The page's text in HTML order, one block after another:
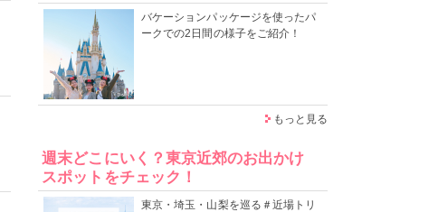
バケーションパッケージを使ったパ
ークでの2日間の様子をご紹介！
もっと見る
週末どこにいく？東京近郊のお出かけ
スポットをチェック！
東京・埼玉・山梨を巡る＃近場トリ